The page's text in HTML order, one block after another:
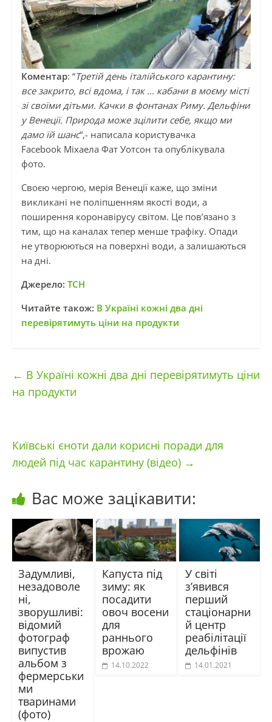
Коментар: “Третій день італійського карантину:
все закрито, всі вдома, і так … кабани в моєму місті
зі своїми дітьми. Качки в фонтанах Риму. Дельфіни
у Венеції. Природа може зцілити себе, якщо ми
дамо їй шанс“,- написала користувачка
Facebook Міхаела Фат Уотсон та опублікувала
фото.
Своєю чергою, мерія Венеції каже, що зміни
викликані не поліпшенням якості води, а
поширення коронавірусу світом. Це пов’язано з
тим, що на каналах тепер менше трафіку. Опади
не утворюються на поверхні води, а залишаються
на дні.
Джерело: ТСН
Читайте також: В Україні кожні два дні
перевірятимуть ціни на продукти
← В Україні кожні два дні перевірятимуть ціни
на продукти
Київські єноти дали корисні поради для
людей під час карантину (відео) →
Вас може зацікавити:
Задумливі,
незадоволе
ні,
зворушливі:
відомий
фотограф
випустив
альбом з
фермерськи
ми
тваринами
(фото)
Капуста під
зиму: як
посадити
овоч восени
для
раннього
врожаю
14.10.2022
У світі
з’явився
перший
стаціонарни
й центр
реабілітації
дельфінів
14.01.2021